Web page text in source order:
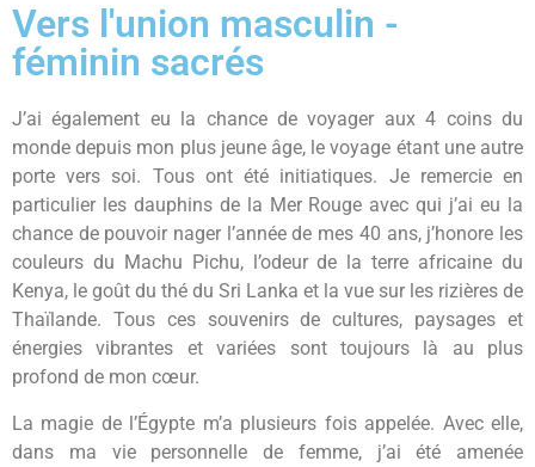
Vers l'union masculin -
féminin sacrés
J’ai également eu la chance de voyager aux 4 coins du
monde depuis mon plus jeune âge, le voyage étant une autre
porte vers soi. Tous ont été initiatiques. Je remercie en
particulier les dauphins de la Mer Rouge avec qui j’ai eu la
chance de pouvoir nager l’année de mes 40 ans, j’honore les
couleurs du Machu Pichu, l’odeur de la terre africaine du
Kenya, le goût du thé du Sri Lanka et la vue sur les rizières de
Thaïlande. Tous ces souvenirs de cultures, paysages et
énergies vibrantes et variées sont toujours là au plus
profond de mon cœur.
La magie de l’Égypte m’a plusieurs fois appelée. Avec elle,
dans ma vie personnelle de femme, j’ai été amenée